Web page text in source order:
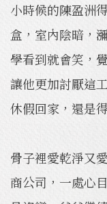
小時候的陳盈洲
盒，室內陰暗，
學看到就會笑，
讓他更加討厭這
休假回家，還是
骨子裡愛乾淨又
商公司，一處心